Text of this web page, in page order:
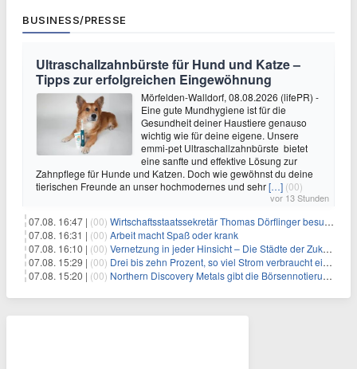
BUSINESS/PRESSE
Ultraschallzahnbürste für Hund und Katze –
Tipps zur erfolgreichen Eingewöhnung
Mörfelden-Walldorf, 08.08.2026 (lifePR) -
Eine gute Mundhygiene ist für die
Gesundheit deiner Haustiere genauso
wichtig wie für deine eigene. Unsere
emmi-pet Ultraschallzahnbürste bietet
eine sanfte und effektive Lösung zur
Zahnpflege für Hunde und Katzen. Doch wie gewöhnst du deine
tierischen Freunde an unser hochmodernes und sehr[…] (00)
vor 13 Stunden
07.08. 16:47 | (00) Wirtschaftsstaatssekretär Thomas Dörflinger besucht Handwerksbetrieb im Kammerbezirk Freiburg
07.08. 16:31 | (00) Arbeit macht Spaß oder krank
07.08. 16:10 | (00) Vernetzung in jeder Hinsicht – Die Städte der Zukunft sind grün-blau
07.08. 15:29 | (00) Drei bis zehn Prozent, so viel Strom verbraucht ein Aufzug im Gebäude
07.08. 15:20 | (00) Northern Discovery Metals gibt die Börsennotierung an der Frankfurter Wertpapierbörse bekannt